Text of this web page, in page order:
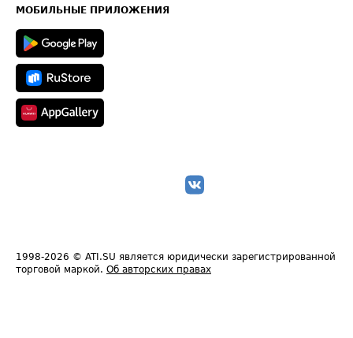
Техническая информация
МОБИЛЬНЫЕ ПРИЛОЖЕНИЯ
1998-2026 © ATI.SU является юридически зарегистрированной
торговой маркой. Об авторских правах